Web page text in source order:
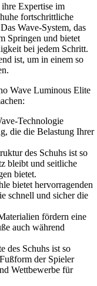
Expertise im
fortschrittliche
Wave-System, das
Springen und bietet
bei jedem Schritt.
ist, um in einem so
Wave Luminous Elite
Technologie
die die Belastung Ihrer
des Schuhs ist so
bleibt und seitliche
bietet.
bietet hervorragenden
schnell und sicher die
fördern eine
auch während
des Schuhs ist so
der Spieler
Wettbewerbe für